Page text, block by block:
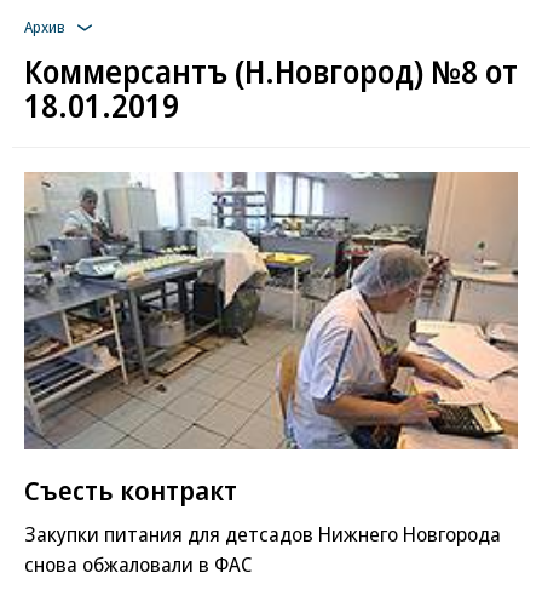
Архив
Коммерсантъ (Н.Новгород) №8 от
18.01.2019
Съесть контракт
Закупки питания для детсадов Нижнего Новгорода
снова обжаловали в ФАС